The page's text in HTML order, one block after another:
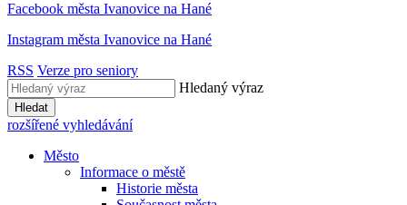
Facebook města Ivanovice na Hané
Instagram města Ivanovice na Hané
RSS Verze pro seniory
Hledaný výraz
Hledat
rozšířené vyhledávání
Město
Informace o městě
Historie města